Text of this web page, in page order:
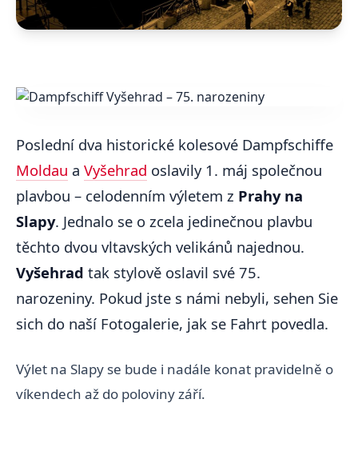
Poslední dva historické kolesové Dampfschiffe
Moldau a Vyšehrad oslavily 1. máj společnou
plavbou – celodenním výletem z Prahy na
Slapy. Jednalo se o zcela jedinečnou plavbu
těchto dvou vltavských velikánů najednou.
Vyšehrad tak stylově oslavil své 75.
narozeniny. Pokud jste s námi nebyli, sehen Sie
sich do naší Fotogalerie, jak se Fahrt povedla.
Výlet na Slapy se bude i nadále konat pravidelně o
víkendech až do poloviny září.